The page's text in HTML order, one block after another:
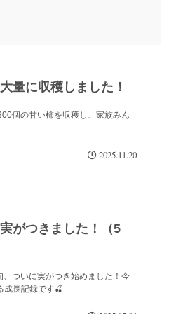
量に収穫しました！
個の甘い柿を収穫し、家族みん
2025.11.20
がつきました！（5
ついに実がつき始めました！今
成長記録です🍒